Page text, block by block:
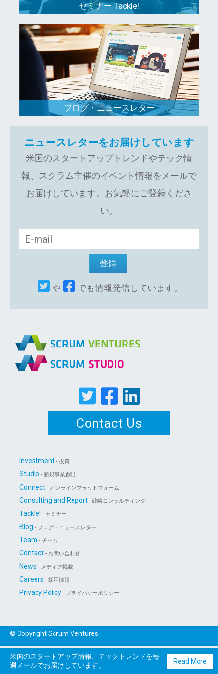
セミナー Tackle!
ブログ・ニュースレター
ニュースレターをお届けしています
米国のスタートアップトレンドやテック情
報、スクラム主催のイベント情報をメールで
お届けしています。お気軽にご登録くださ
い。
や でも情報発信しています。
Contact Us
Investment - 投資
Studio - 新規事業創出
Connect - オンラインプラットフォーム
Consulting and Report - 戦略コンサルティング
Tackle! - セミナー
Blog - ブログ・ニュースレター
Team - チーム
Contact - お問い合わせ
News - メディア掲載
Careers - 採用情報
Privacy Policy - プライバシーポリシー
© Copyright Scrum Ventures.
米国のスタートアップ情報、テックトレンドを毎
週メールでお届けしています。
Read More